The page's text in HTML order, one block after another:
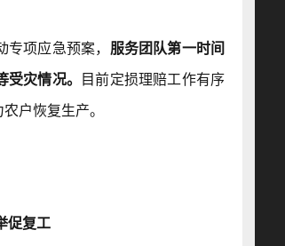
项应急预案， 服务团队第一时间
灾情况。 目前定损理赔工作有序
户恢复生产。
促复工